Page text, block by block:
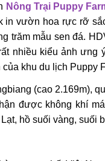
Nông Trại Puppy
in vườn hoa rực rỡ
trăm mẫu sen đá.
nhiều kiểu ảnh ưng
khu du lịch Puppy
(cao 2.169m),
được không khí
hồ suối vàng, suối